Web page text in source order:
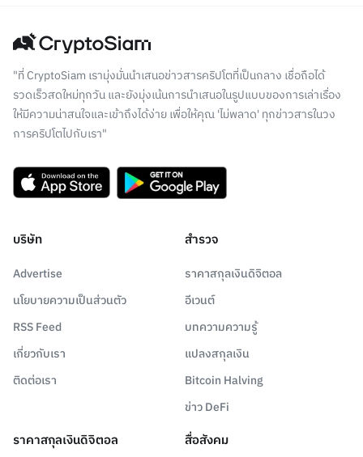
"ที่ CryptoSiam เรามุ่งมั่นนำเสนอข่าวสารคริปโตที่เป็นกลาง เชื่อถือได้
รวดเร็วสดใหม่ทุกวัน และยังมุ่งเน้นการนำเสนอในรูปแบบของการเล่าเรื่อง
ให้มีความน่าสนใจและเข้าถึงได้ง่าย เพื่อให้คุณ 'ไม่พลาด' ทุกข่าวสารในวง
การคริปโตไปกับเรา"
บริษัท
Advertise
นโยบายความเป็นส่วนตัว
RSS Feed
เกี่ยวกับเรา
ติดต่อเรา
สำรวจ
ราคาสกุลเงินดิจิตอล
อีเวนต์
บทความความรู้
แปลงสกุลเงิน
Bitcoin Halving
ข่าว DeFi
ราคาสกุลเงินดิจิตอล สื่อสังคม